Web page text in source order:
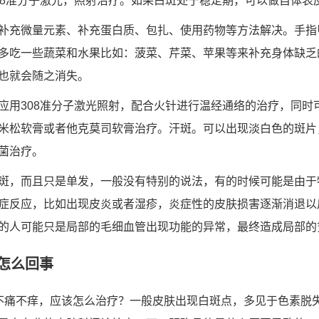
充微量元素、补充蛋白质、包扎、使用药物等方法解决。手
吃一些蔬菜和水果比如：菠菜、芹菜、苹果等来补充身体缺
就会随之消失。
用308准分子激光照射，配合火针进行温经通络的治疗，同时
松软膏或者他克莫司软膏治疗。汗斑。可以出现淡白色的斑
治疗。
，而且只是单发，一般没有特别的说法，有的时候可能是由
反应，比如出现皮炎或者湿疹，炎症性的皮肤损害逐渐消退
人可能只是局部的毛细血管出现功能的异常，最终造成局部
么回事
不痒，应该怎么治疗？一般皮肤出现白斑点，多见于色素脱